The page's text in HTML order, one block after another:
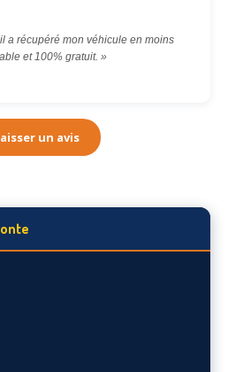
a récupéré mon véhicule en moins
et 100% gratuit. »
un avis